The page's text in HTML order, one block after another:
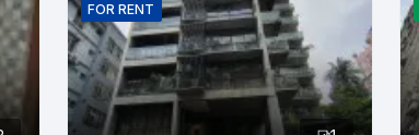
ফোন নম্বর
FOR RENT